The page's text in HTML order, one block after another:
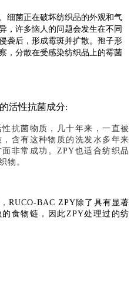
细菌正在破坏纺织品的外观和气
，许多恼人的问题会发生在不同
袭后，形成霉斑并扩散。孢子形
，分散在受感染纺织品上的霉菌
活性抗菌成分:
抗菌物质，几十年来，一直被
含有这种物质的洗发水多年来
非常成功。 ZPY也适合纺织品
物。
RUCO-BAC ZPY除了具有显著
食物链，因此ZPY处理过的纺